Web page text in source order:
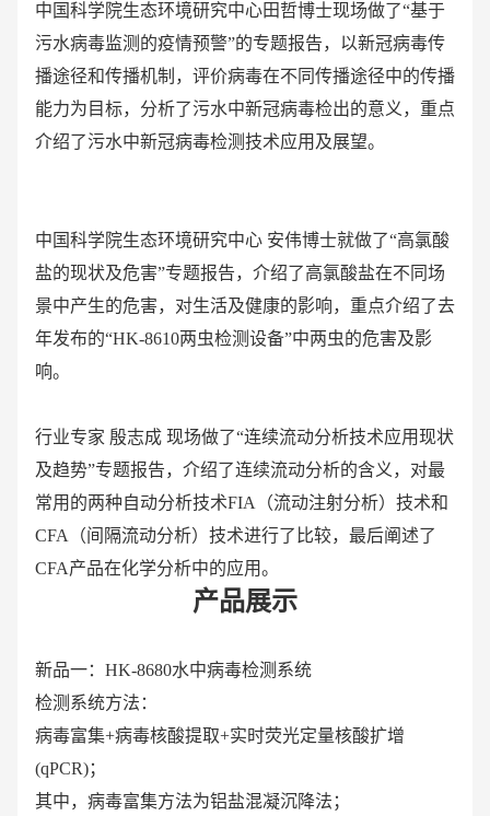
中国科学院生态环境研究中心田哲博士现场做了“基于
污水病毒监测的疫情预警”的专题报告，以新冠病毒传
播途径和传播机制，评价病毒在不同传播途径中的传播
能力为目标，分析了污水中新冠病毒检出的意义，重点
介绍了污水中新冠病毒检测技术应用及展望。
中国科学院生态环境研究中心 安伟博士就做了“高氯酸
盐的现状及危害”专题报告，介绍了高氯酸盐在不同场
景中产生的危害，对生活及健康的影响，重点介绍了去
年发布的“HK-8610两虫检测设备”中两虫的危害及影
响。
行业专家 殷志成 现场做了“连续流动分析技术应用现状
及趋势”专题报告，介绍了连续流动分析的含义，对最
常用的两种自动分析技术FIA（流动注射分析）技术和
CFA（间隔流动分析）技术进行了比较，最后阐述了
CFA产品在化学分析中的应用。
产品展示
新品一：HK-8680水中病毒检测系统
检测系统方法：
病毒富集+病毒核酸提取+实时荧光定量核酸扩增
(qPCR)；
其中，病毒富集方法为铝盐混凝沉降法；